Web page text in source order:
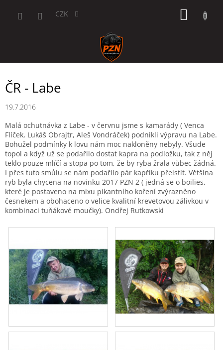
CZK
ČR - Labe
19.7.2016
Malá ochutnávka z Labe - v červnu jsme s kamarády ( Venca
Flíček, Lukáš Obrajtr, Aleš Vondráček) podnikli výpravu na Labe.
Bohužel podmínky k lovu nám moc nakloněny nebyly. Všude
topol a když už se podařilo dostat kapra na podložku, tak z něj
teklo pouze mlíčí a stopa po tom, že by ryba žrala vůbec žádná.
I přes tuto smůlu se nám podařilo pár kapříku přelstít. Většina
ryb byla chycena na novinku 2017 PZN 2 ( jedná se o boilies,
které je postaveno na mixu pikantního koření zvýrazněno
česnekem a obohaceno o velice kvalitní krevetovou zálivkou v
kombinaci tuňákové moučky). Ondřej Rutkowski